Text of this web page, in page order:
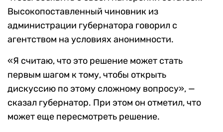
Высокопоставленный чиновник из
администрации губернатора говорил с
агентством на условиях анонимности.
«Я считаю, что это решение может стать
первым шагом к тому, чтобы открыть
дискуссию по этому сложному вопросу», —
сказал губернатор. При этом он отметил, что
может еще пересмотреть решение.